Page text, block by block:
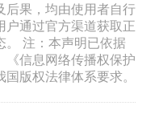
后果，均由使用者自行
户通过官方渠道获取正
。 注：本声明已依据
《信息网络传播权保护
版权法律体系要求。